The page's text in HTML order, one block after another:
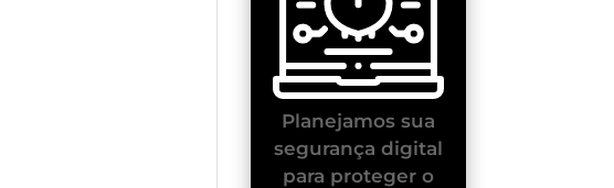
Planejamos sua
segurança digital
para proteger o